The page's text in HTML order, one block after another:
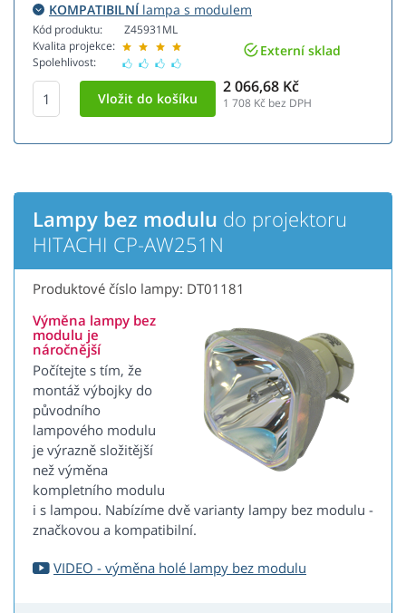
KOMPATIBILNÍlampa s modulem
Kód produktu:
Kvalita projekce:
Spolehlivost:
Z45931ML
Externí sklad
2 066,68 Kč
1 708 Kč bez DPH
Lampy bez modulu do projektoru
HITACHI CP-AW251N
Produktové číslo lampy: DT01181
Výměna lampy bez
modulu je
náročnější
Počítejte s tím, že
montáž výbojky do
původního
lampového modulu
je výrazně složitější
než výměna
kompletního modulu
i s lampou. Nabízíme dvě varianty lampy bez modulu -
značkovou a kompatibilní.
VIDEO - výměna holé lampy bez modulu